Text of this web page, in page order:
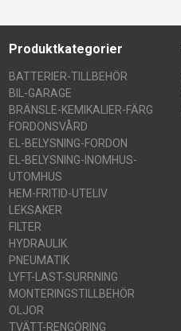
Produktkategorier
BATTERIER-TILLBEHÖR
BIL-GARAGE
BRÄNSLE-KEMIKALIER-FÄRG
FORDONSVÅRD
EL-BELYSNING-FORDON
EL-BELYSNING-INOMHUS-
UTOMHUS
HEM-FRITID-UTELIV
LEKSAKER
FILTER
HYDRAULIK
PNEUMATIK
LYFT-LAST-SURRNING
MONTERINGSTILLBEHÖR
OLJOR
TVÄTT-RENGÖRING